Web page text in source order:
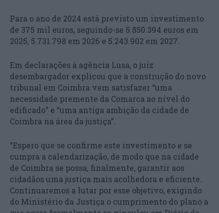
Para o ano de 2024 está previsto um investimento
de 375 mil euros, seguindo-se 5.850.394 euros em
2025, 5.731.798 em 2026 e 5.243.902 em 2027.
Em declarações à agência Lusa, o juiz
desembargador explicou que a construção do novo
tribunal em Coimbra vem satisfazer “uma
necessidade premente da Comarca ao nível do
edificado” e “uma antiga ambição da cidade de
Coimbra na área da justiça”.
“Espero que se confirme este investimento e se
cumpra a calendarização, de modo que na cidade
de Coimbra se possa, finalmente, garantir aos
cidadãos uma justiça mais acolhedora e eficiente.
Continuaremos a lutar por esse objetivo, exigindo
do Ministério da Justiça o cumprimento do plano a